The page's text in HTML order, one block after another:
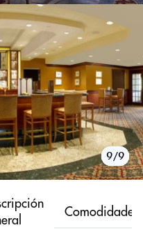
1/9
2/9
3/9
4/9
5/9
6/9
7/9
8/9
9/9
Comodidades